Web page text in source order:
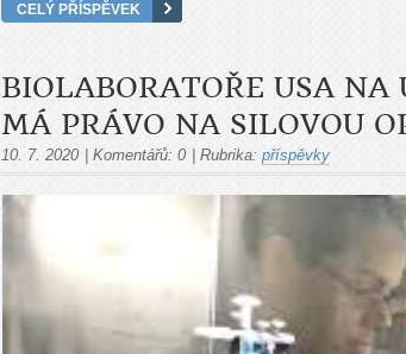
CELÝ PŘÍSPĚVEK
BIOLABORATOŘE USA
MÁ PRÁVO NA SILOVOU
10. 7. 2020 Komentářů: 0 Rubrika: příspěvky